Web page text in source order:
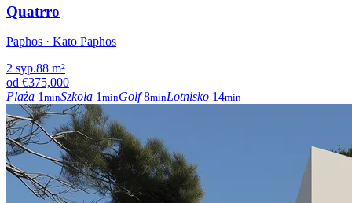
Quatrro
Paphos · Kato Paphos
2 syp.88 m²
od €375,000
Plaża 1 minSzkoła 1 minGolf 8minLotnisko 14min